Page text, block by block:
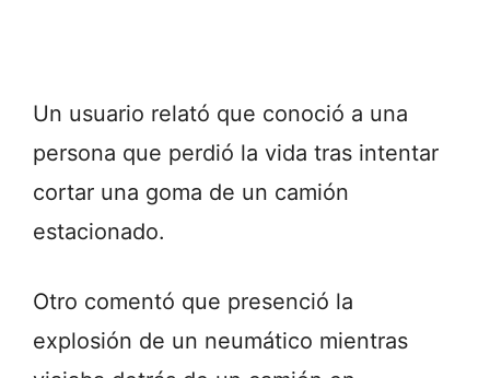
Un usuario relató que conoció a una
persona que perdió la vida tras intentar
cortar una goma de un camión
estacionado.
Otro comentó que presenció la
explosión de un neumático mientras